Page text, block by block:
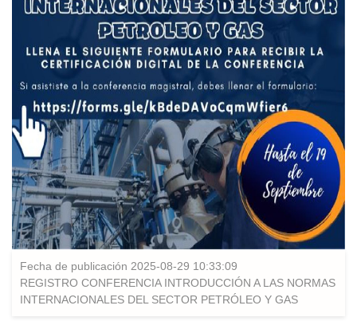
Fecha de publicación 2025-08-29 10:33:09
REGISTRO CONFERENCIA INTRODUCCIÓN A LAS NORMAS
INTERNACIONALES DEL SECTOR PETRÓLEO Y GAS